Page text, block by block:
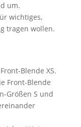
um.
wichtiges,
tragen wollen.
Blende XS.
Front-Blende
Größen S und